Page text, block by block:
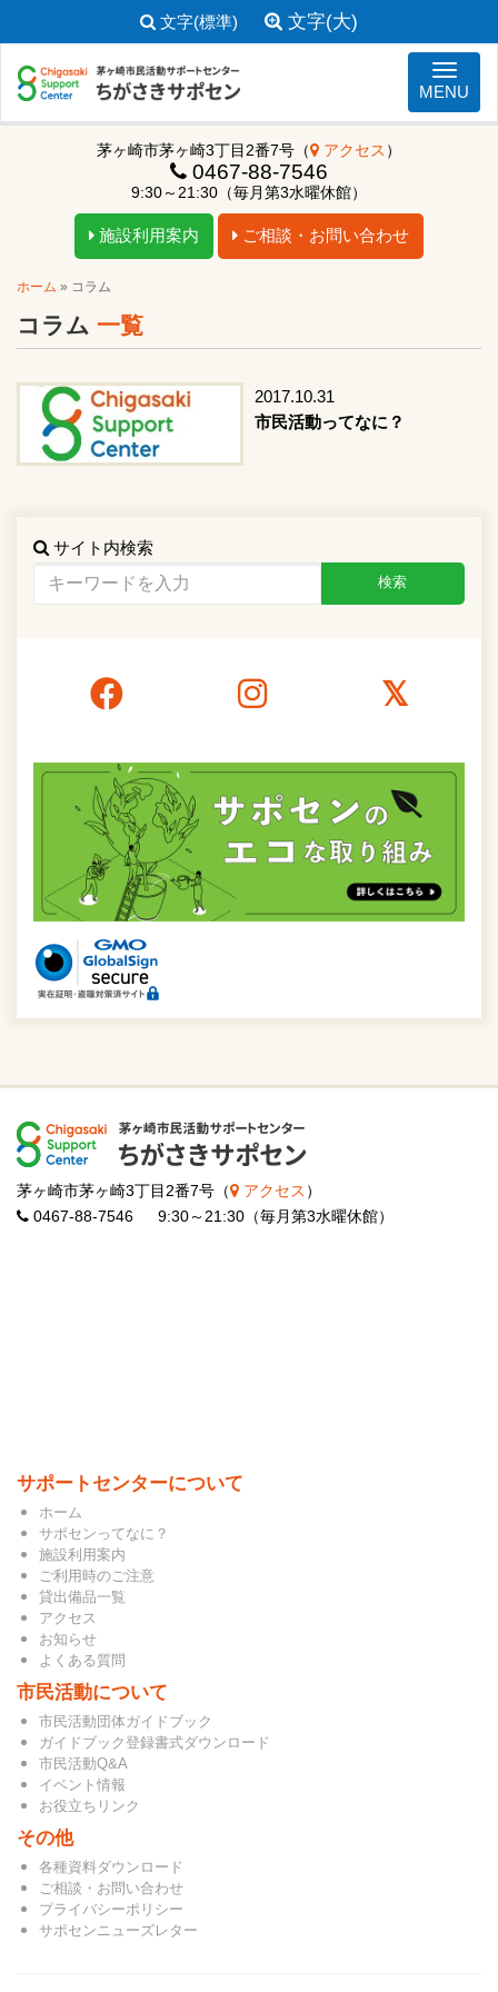
文字(標準) 文字(大)
ナビゲ
MENU
茅ヶ崎市茅ヶ崎3丁目2番7号（ アクセス ）
0467-88-7546
9:30～21:30（毎月第3水曜休館）
施設利用案内 ご相談・お問い合わせ
ホーム » コラム
コラム 一覧
2017.10.31
市民活動ってなに？
サイト内検索
茅ヶ崎市茅ヶ崎3丁目2番7号（ アクセス ）
0467-88-7546 9:30～21:30（毎月第3水曜休館）
サポートセンターについて
ホーム
サポセンってなに？
施設利用案内
ご利用時のご注意
貸出備品一覧
アクセス
お知らせ
よくある質問
市民活動について
市民活動団体ガイドブック
ガイドブック登録書式ダウンロード
市民活動Q&A
イベント情報
お役立ちリンク
その他
各種資料ダウンロード
ご相談・お問い合わせ
プライバシーポリシー
サポセンニューズレター